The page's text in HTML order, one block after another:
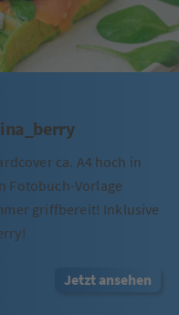
ca. A4 hoch in
Fotobuch-Vorlage
griffbereit! Inklusive
Jetzt ansehen